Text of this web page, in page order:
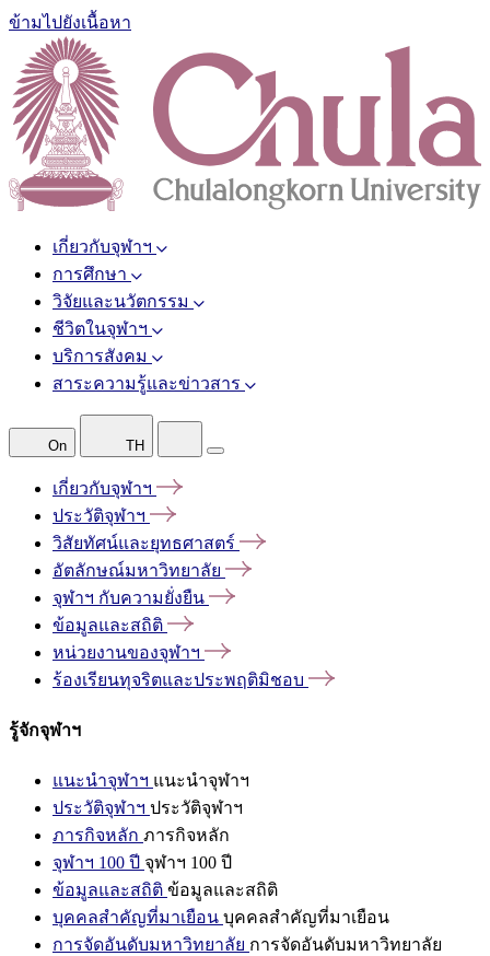
ข้ามไปยังเนื้อหา
เกี่ยวกับจุฬาฯ
การศึกษา
วิจัยและนวัตกรรม
ชีวิตในจุฬาฯ
บริการสังคม
สาระความรู้และข่าวสาร
On TH
เกี่ยวกับจุฬาฯ
ประวัติจุฬาฯ
วิสัยทัศน์และยุทธศาสตร์
อัตลักษณ์มหาวิทยาลัย
จุฬาฯ กับความยั่งยืน
ข้อมูลและสถิติ
หน่วยงานของจุฬาฯ
ร้องเรียนทุจริตและประพฤติมิชอบ
รู้จักจุฬาฯ
แนะนำจุฬาฯ แนะนำจุฬาฯ
ประวัติจุฬาฯ ประวัติจุฬาฯ
ภารกิจหลัก ภารกิจหลัก
จุฬาฯ 100 ปี จุฬาฯ 100 ปี
ข้อมูลและสถิติ ข้อมูลและสถิติ
บุคคลสำคัญที่มาเยือน บุคคลสำคัญที่มาเยือน
การจัดอันดับมหาวิทยาลัย การจัดอันดับมหาวิทยาลัย